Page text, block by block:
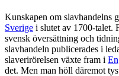
Kunskapen om slavhandelns
Sverige i slutet av 1700-talet.
svensk översättning och
slavhandeln publicerades i
slaverirörelsen växte fram i
det. Men man höll däremot